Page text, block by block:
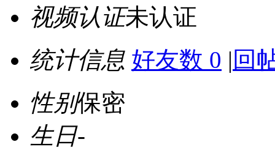
视频认证未认证
统计信息 好友数 0 | 回
性别保密
生日-